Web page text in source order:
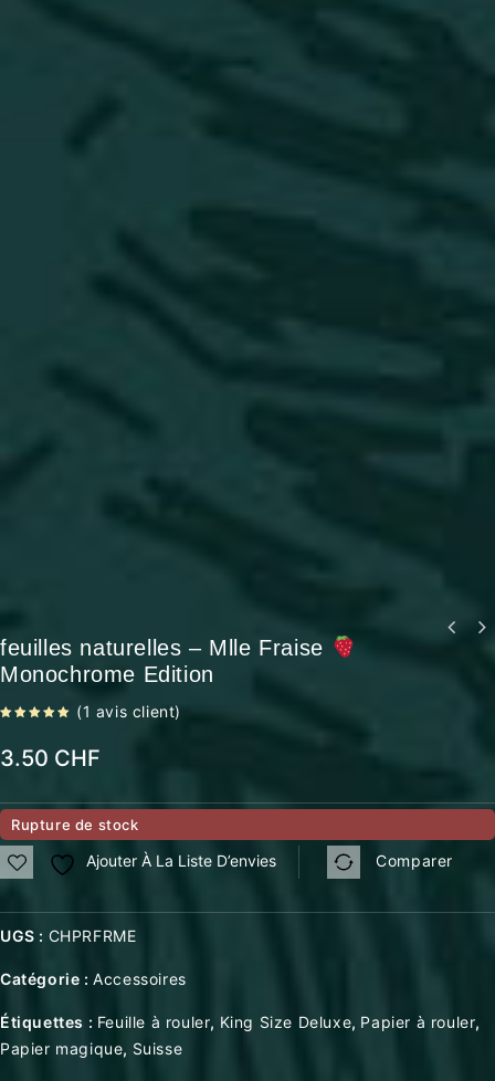
feuilles naturelles – Mlle Fraise
Monochrome Edition
of 5
(1 avis client)
3.50 CHF
Rupture de stock
Ajouter À La Liste D’envies Comparer
UGS : CHPRFRME
Catégorie :Accessoires
Étiquettes : Feuille à rouler, King Size Deluxe, Papier à rouler,
Papier magique, Suisse